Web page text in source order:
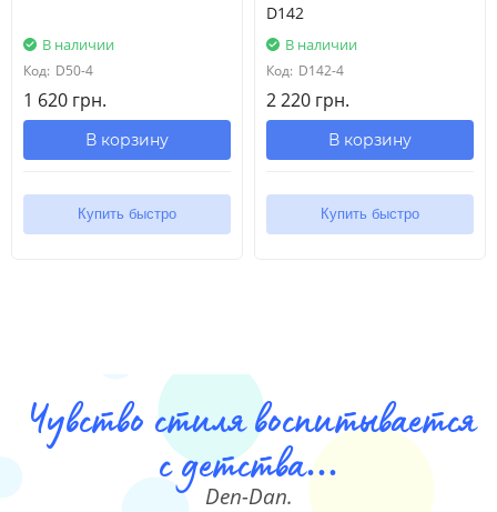
В наличии
Код: D50-4
1 620 грн.
В корзину
Купить быстро
D142
В наличии
Код: D142-4
2 220 грн.
В корзину
Купить быстро
Чувство стиля воспитывается
с детства...
Den-Dan.